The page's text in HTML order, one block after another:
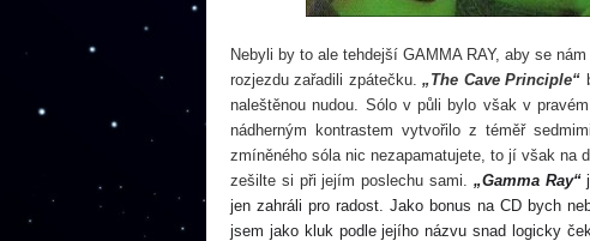
Nebyli by to ale tehdejší GAMMA RAY, aby se
rozjezdu zařadili zpátečku.„The Cave Principle“
naleštěnou nudou. Sólo v půli bylo však v
nádherným kontrastem vytvořilo z téměř
zmíněného sóla nic nezapamatujete, to jí však na
zešilte si při jejím poslechu sami. „Gamma Ray“
jen zahráli pro radost. Jako bonus na CD bych
jsem jako kluk podle jejího názvu snad logicky